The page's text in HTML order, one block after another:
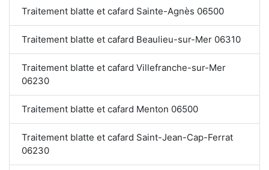
Traitement blatte et cafard Sainte-Agnès 06500
Traitement blatte et cafard Beaulieu-sur-Mer 06310
Traitement blatte et cafard Villefranche-sur-Mer
06230
Traitement blatte et cafard Menton 06500
Traitement blatte et cafard Saint-Jean-Cap-Ferrat
06230